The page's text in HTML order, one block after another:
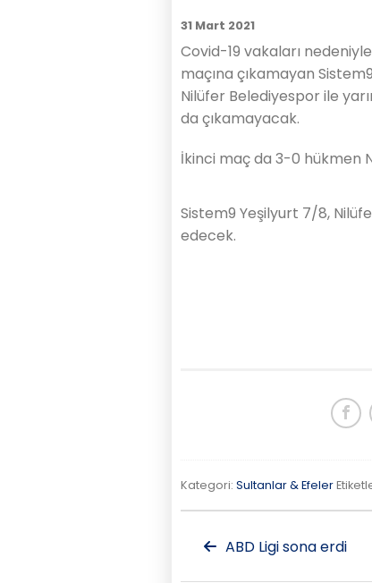
31 Mart 2021
Covid-19 vakaları
maçına çıkamayan
Nilüfer Belediyespor ile
da çıkamayacak.
İkinci maç da 3-0 hükmen
Sistem9 Yeşilyurt 7/8,
edecek.
Kategori: Sultanlar & Efeler
ABD Ligi sona erdi